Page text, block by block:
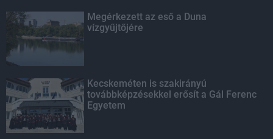
Megérkezett az eső a Duna
vízgyűjtőjére
Kecskeméten is szakirányú
továbbképzésekkel erősít a Gál Ferenc
Egyetem